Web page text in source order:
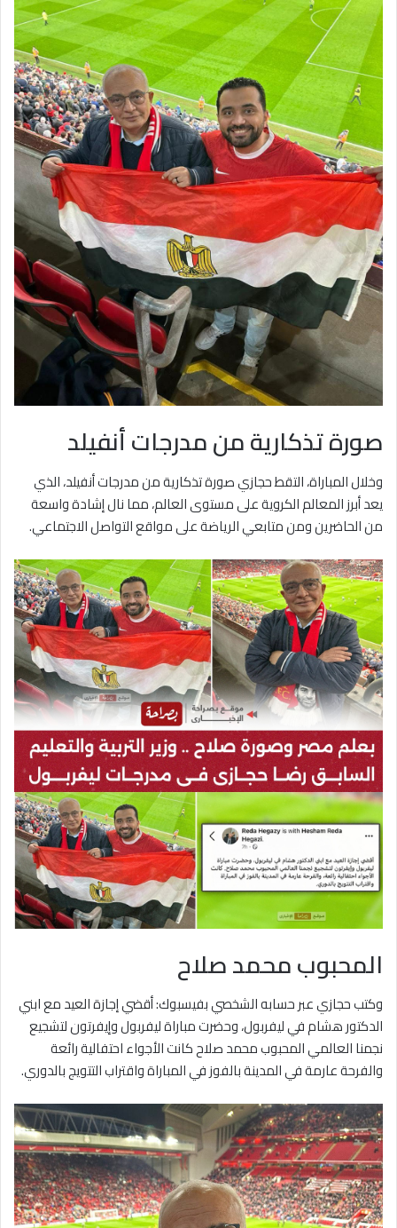
صورة تذكارية من مدرجات أنفيلد
وخلال المباراة، التقط حجازي صورة تذكارية من مدرجات أنفيلد، الذي
يعد أبرز المعالم الكروية على مستوى العالم، مما نال إشادة واسعة
من الحاضرين ومن متابعي الرياضة على مواقع التواصل الاجتماعي.
المحبوب محمد صلاح
وكتب حجازي عبر حسابه الشخصي بفيسبوك: أقضي إجازة العيد مع ابني
الدكتور هشام في ليفربول، وحضرت مباراة ليفربول وإيفرتون لتشجيع
نجمنا العالمي المحبوب محمد صلاح كانت الأجواء احتفالية رائعة
والفرحة عارمة في المدينة بالفوز في المباراة واقتراب التتويج بالدوري.